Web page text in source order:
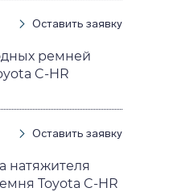
Оставить заявку
ремней
C-HR
Оставить заявку
натяжителя
Toyota C-HR